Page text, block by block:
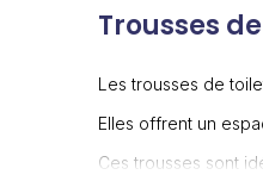
Trousses
Les trousses de
Elles offrent un
Ces trousses sont